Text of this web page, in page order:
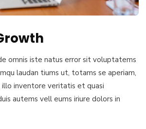
omnis iste natus error sit voluptatems
laudan tiums ut, totams se aperiam,
illo inventore veritatis et quasi
autems vell eums iriure dolors in